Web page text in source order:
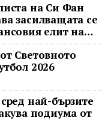
на Си Фан
засилващата се
елит на
Световното
2026
най-бързите
подиума от